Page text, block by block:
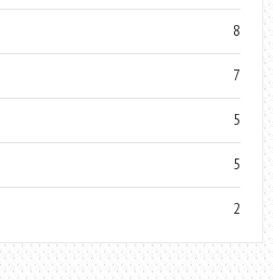
8
7
5
5
2